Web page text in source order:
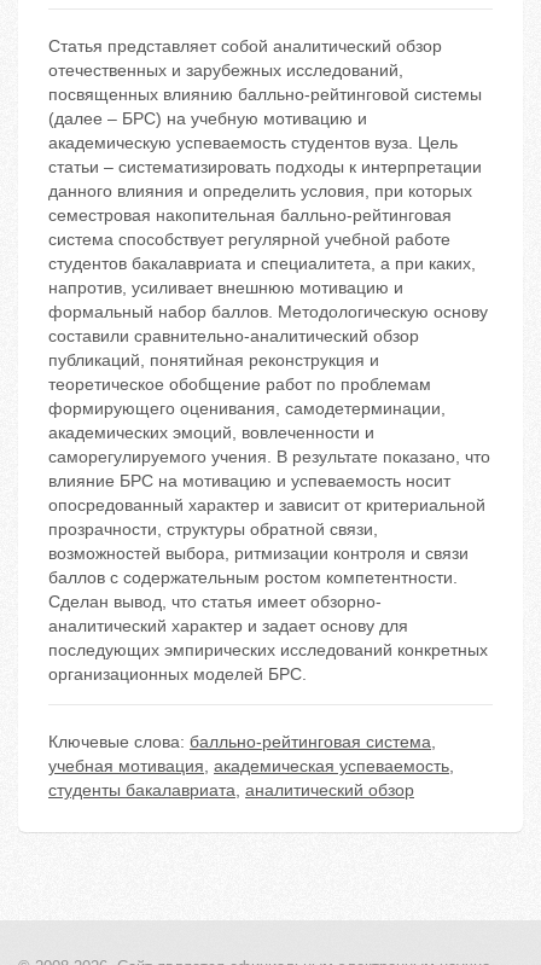
Статья представляет собой аналитический обзор
отечественных и зарубежных исследований,
посвященных влиянию балльно-рейтинговой системы
(далее – БРС) на учебную мотивацию и
академическую успеваемость студентов вуза. Цель
статьи – систематизировать подходы к интерпретации
данного влияния и определить условия, при которых
семестровая накопительная балльно-рейтинговая
система способствует регулярной учебной работе
студентов бакалавриата и специалитета, а при каких,
напротив, усиливает внешнюю мотивацию и
формальный набор баллов. Методологическую основу
составили сравнительно-аналитический обзор
публикаций, понятийная реконструкция и
теоретическое обобщение работ по проблемам
формирующего оценивания, самодетерминации,
академических эмоций, вовлеченности и
саморегулируемого учения. В результате показано, что
влияние БРС на мотивацию и успеваемость носит
опосредованный характер и зависит от критериальной
прозрачности, структуры обратной связи,
возможностей выбора, ритмизации контроля и связи
баллов с содержательным ростом компетентности.
Сделан вывод, что статья имеет обзорно-
аналитический характер и задает основу для
последующих эмпирических исследований конкретных
организационных моделей БРС.
Ключевые слова: балльно-рейтинговая система,
учебная мотивация, академическая успеваемость,
студенты бакалавриата, аналитический обзор